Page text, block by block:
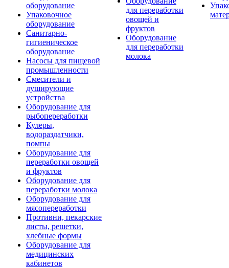
оборудование
Упаковочное
оборудование
Санитарно-
гигиеническое
оборудование
Насосы для пищевой
промышленности
Смесители и
душирующие
устройства
Оборудование для
рыбопереработки
Кулеры,
водораздатчики,
помпы
Оборудование для
переработки овощей
и фруктов
Оборудование для
переработки молока
Оборудование для
мясопереработки
Противни, пекарские
листы, решетки,
хлебные формы
Оборудование для
медицинских
кабинетов
для переработки
овощей и
фруктов
Оборудование
для переработки
молока